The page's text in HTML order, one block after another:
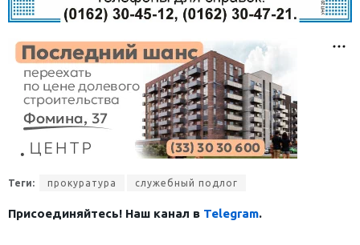
Теги: прокуратура служебный подлог
Присоединяйтесь! Наш канал в Telegram.